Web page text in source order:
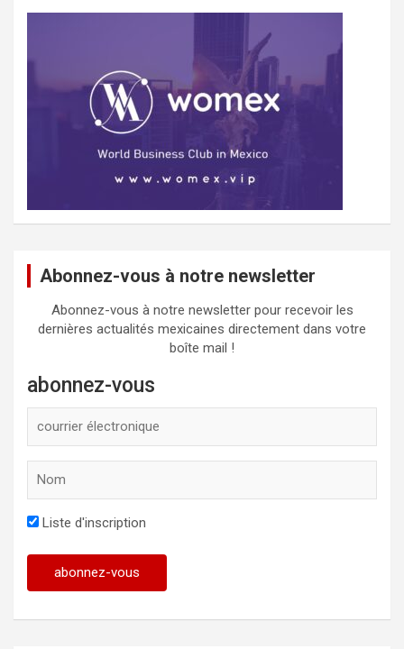
Abonnez-vous à notre newsletter
Abonnez-vous à notre newsletter pour recevoir les
dernières actualités mexicaines directement dans votre
boîte mail !
abonnez-vous
Liste d'inscription